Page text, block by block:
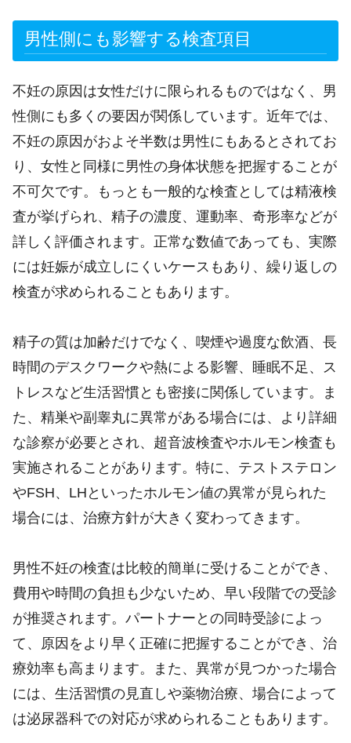
男性側にも影響する検査項目
不妊の原因は女性だけに限られるものではなく、男
性側にも多くの要因が関係しています。近年では、
不妊の原因がおよそ半数は男性にもあるとされてお
り、女性と同様に男性の身体状態を把握することが
不可欠です。もっとも一般的な検査としては精液検
査が挙げられ、精子の濃度、運動率、奇形率などが
詳しく評価されます。正常な数値であっても、実際
には妊娠が成立しにくいケースもあり、繰り返しの
検査が求められることもあります。
精子の質は加齢だけでなく、喫煙や過度な飲酒、長
時間のデスクワークや熱による影響、睡眠不足、ス
トレスなど生活習慣とも密接に関係しています。ま
た、精巣や副睾丸に異常がある場合には、より詳細
な診察が必要とされ、超音波検査やホルモン検査も
実施されることがあります。特に、テストステロン
やFSH、LHといったホルモン値の異常が見られた
場合には、治療方針が大きく変わってきます。
男性不妊の検査は比較的簡単に受けることができ、
費用や時間の負担も少ないため、早い段階での受診
が推奨されます。パートナーとの同時受診によっ
て、原因をより早く正確に把握することができ、治
療効率も高まります。また、異常が見つかった場合
には、生活習慣の見直しや薬物治療、場合によって
は泌尿器科での対応が求められることもあります。